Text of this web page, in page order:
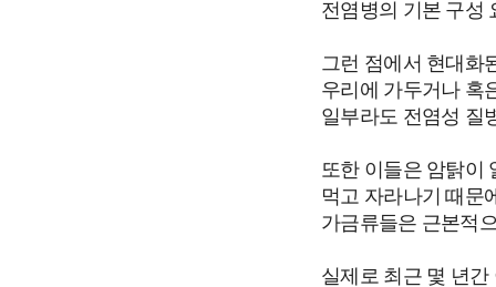
전염병의 기본 구성
그런 점에서 현대화
우리에 가두거나 혹
일부라도 전염성 질
또한 이들은 암탉이
먹고 자라나기 때문
가금류들은 근본적
실제로 최근 몇 년